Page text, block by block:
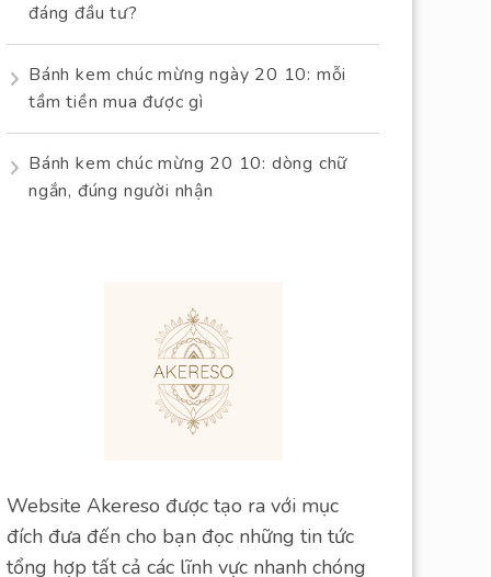
đáng đầu tư?
Bánh kem chúc mừng ngày 20 10: mỗi
tầm tiền mua được gì
Bánh kem chúc mừng 20 10: dòng chữ
ngắn, đúng người nhận
Website Akereso được tạo ra với mục
đích đưa đến cho bạn đọc những tin tức
tổng hợp tất cả các lĩnh vực nhanh chóng